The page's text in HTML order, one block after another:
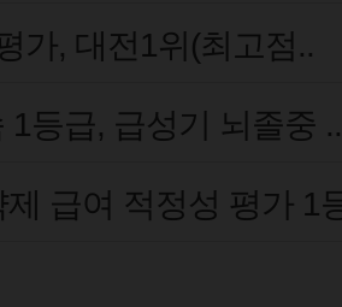
가, 대전1위(최고점..
1등급, 급성기 뇌졸중 ..
제 급여 적정성 평가 1